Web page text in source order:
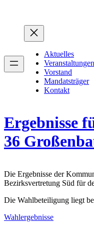
springen
Aktuelles
Veranstaltungen
Vorstand
Mandatsträger
Kontakt
Ergebnisse
36
Die Ergebnisse der
Bezirksvertretung Süd für
Die Wahlbeteiligung liegt
Wahlergebnisse